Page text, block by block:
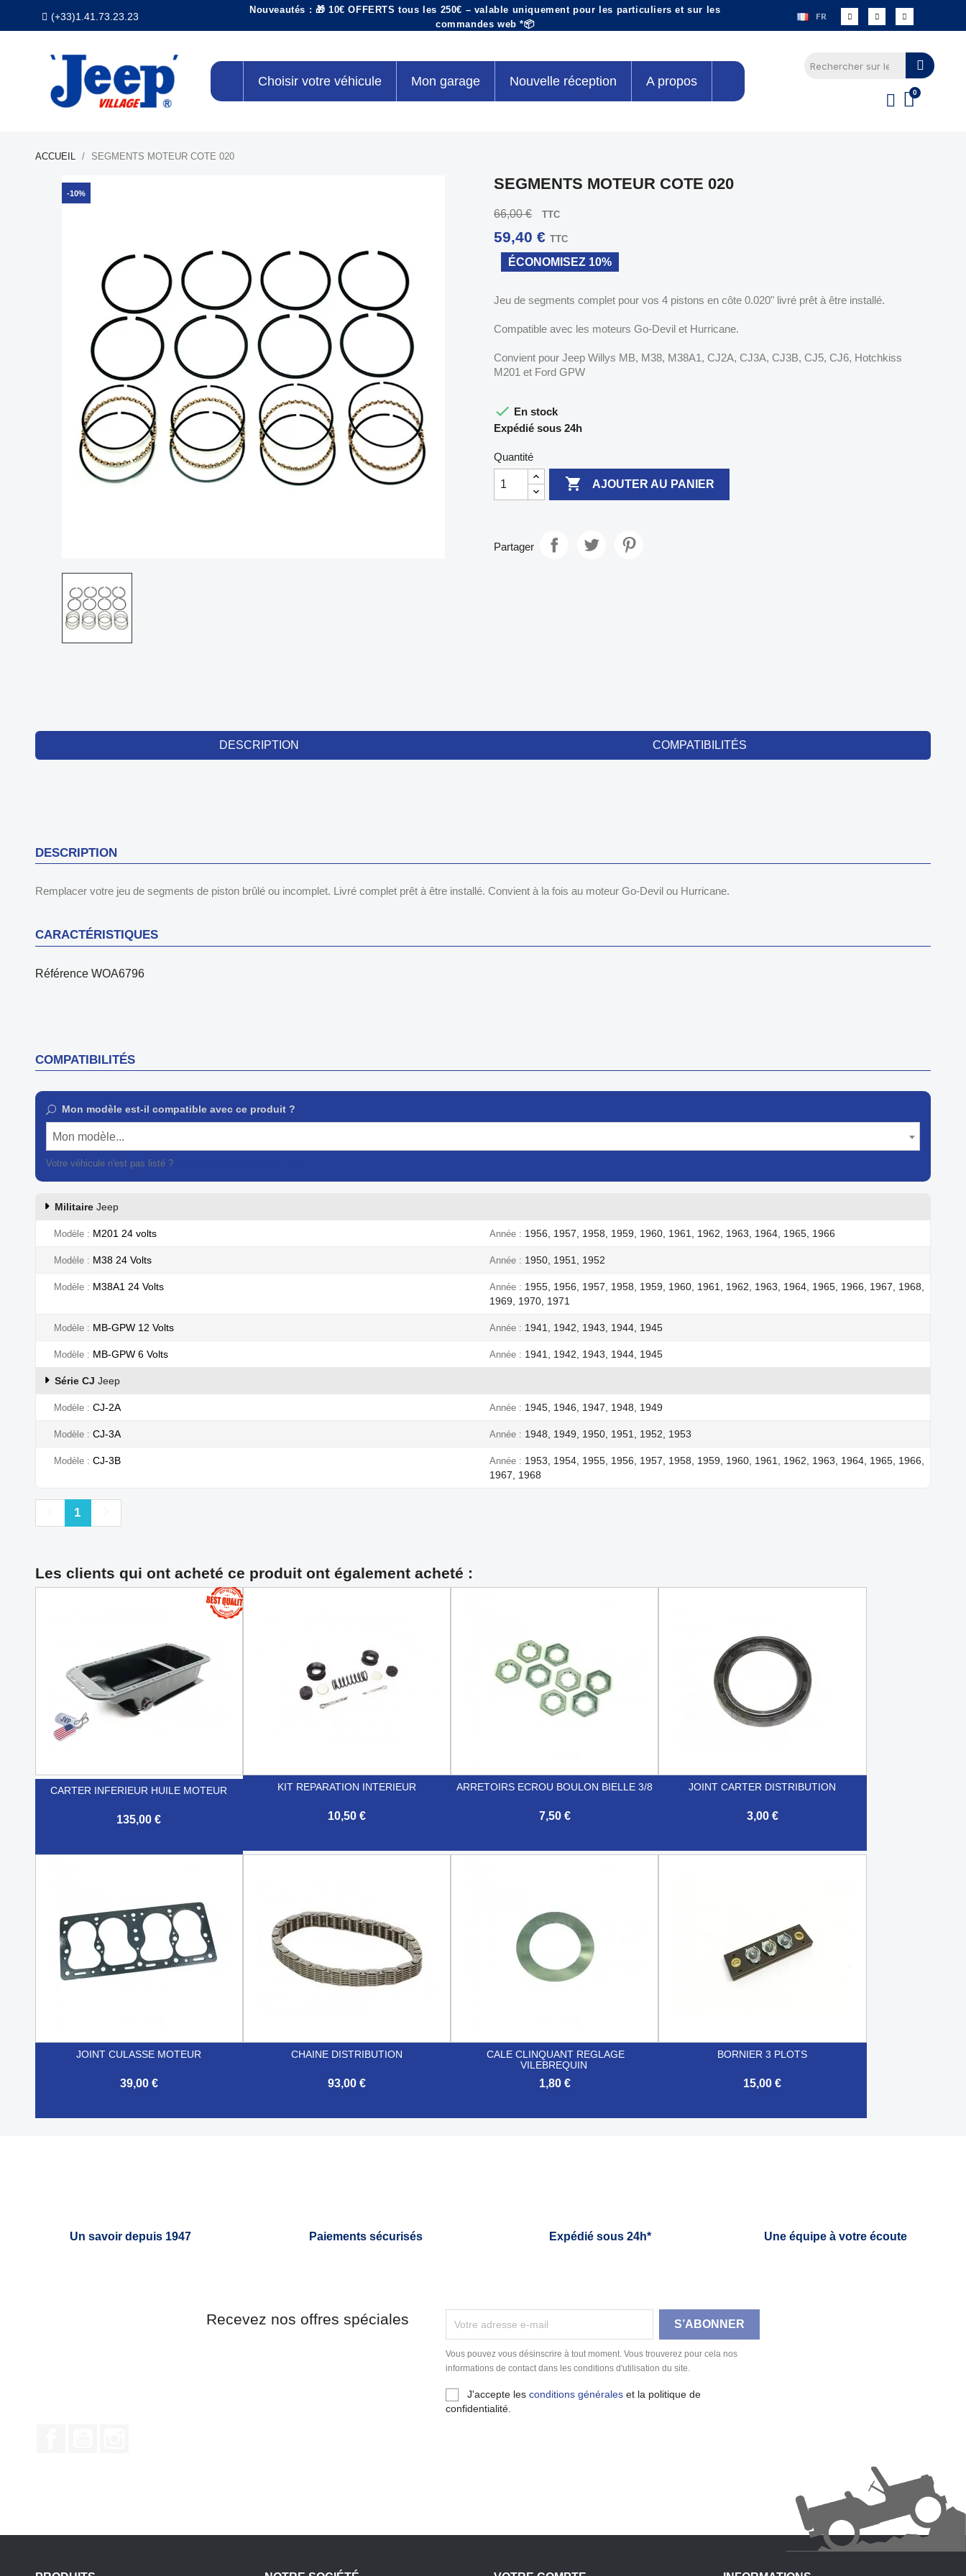
(+33)1.41.73.23.23
Nouveautés : 🎁 10€ OFFERTS tous les 250€ – valable uniquement pour les particuliers et sur les
commandes web *📦
FR
Choisir votre véhicule Mon garage Nouvelle réception A propos
ACCUEIL SEGMENTS MOTEUR COTE 020
-10%
SEGMENTS MOTEUR COTE 020
66,00 € TTC
59,40 € TTC
ÉCONOMISEZ 10%
Jeu de segments complet pour vos 4 pistons en côte 0.020" livré prêt à être installé.
Compatible avec les moteurs Go-Devil et Hurricane.
Convient pour Jeep Willys MB, M38, M38A1, CJ2A, CJ3A, CJ3B, CJ5, CJ6, Hotchkiss
M201 et Ford GPW
 En stock
Expédié sous 24h
Quantité
 AJOUTER AU PANIER
Partager
DESCRIPTION COMPATIBILITÉS
DESCRIPTION
Remplacer votre jeu de segments de piston brûlé ou incomplet. Livré complet prêt à être installé. Convient à la fois au moteur Go-Devil ou Hurricane.
CARACTÉRISTIQUES
Référence WOA6796
COMPATIBILITÉS
Mon modèle est-il compatible avec ce produit ?
Mon modèle...
Votre véhicule n'est pas listé ?
Militaire Jeep
Modèle M201 24 volts Année 1956, 1957, 1958, 1959, 1960, 1961, 1962, 1963, 1964, 1965, 1966
Modèle M38 24 Volts Année 1950, 1951, 1952
Modèle M38A1 24 Volts Année
1955, 1956, 1957, 1958, 1959, 1960, 1961, 1962, 1963, 1964, 1965, 1966, 1967, 1968,
1969, 1970, 1971
Modèle MB-GPW 12 Volts Année 1941, 1942, 1943, 1944, 1945
Modèle MB-GPW 6 Volts Année 1941, 1942, 1943, 1944, 1945
Série CJ Jeep
Modèle CJ-2A Année 1945, 1946, 1947, 1948, 1949
Modèle CJ-3A Année 1948, 1949, 1950, 1951, 1952, 1953
Modèle CJ-3B Année
1953, 1954, 1955, 1956, 1957, 1958, 1959, 1960, 1961, 1962, 1963, 1964, 1965, 1966,
1967, 1968
Précédent
1
Les clients qui ont acheté ce produit ont également acheté :
CARTER INFERIEUR HUILE MOTEUR
135,00 €
KIT REPARATION INTERIEUR
10,50 €
ARRETOIRS ECROU BOULON BIELLE 3/8
7,50 €
JOINT CARTER DISTRIBUTION
3,00 €
JOINT CULASSE MOTEUR
39,00 €
CHAINE DISTRIBUTION
93,00 €
CALE CLINQUANT REGLAGE
VILEBREQUIN
1,80 €
BORNIER 3 PLOTS
15,00 €
Un savoir depuis 1947 Paiements sécurisés Expédié sous 24h* Une équipe à votre écoute
Recevez nos offres spéciales
Vous pouvez vous désinscrire à tout moment. Vous trouverez pour cela nos
informations de contact dans les conditions d'utilisation du site.
J'accepte lesconditions générales et la politique de
confidentialité.